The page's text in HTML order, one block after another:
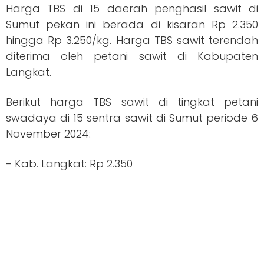
Harga TBS di 15 daerah penghasil sawit di
Sumut pekan ini berada di kisaran Rp 2.350
hingga Rp 3.250/kg. Harga TBS sawit terendah
diterima oleh petani sawit di Kabupaten
Langkat.
Berikut harga TBS sawit di tingkat petani
swadaya di 15 sentra sawit di Sumut periode 6
November 2024:
- Kab. Langkat: Rp 2.350